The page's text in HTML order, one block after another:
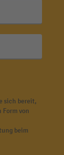
sich bereit,
Form von
beim